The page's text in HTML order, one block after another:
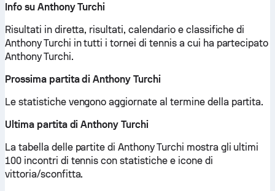
Info su Anthony Turchi
Risultati in diretta, risultati, calendario e classifiche di
Anthony Turchi in tutti i tornei di tennis a cui ha partecipato
Anthony Turchi.
Prossima partita di Anthony Turchi
Le statistiche vengono aggiornate al termine della partita.
Ultima partita di Anthony Turchi
La tabella delle partite di Anthony Turchi mostra gli ultimi
100 incontri di tennis con statistiche e icone di
vittoria/sconfitta.